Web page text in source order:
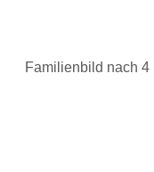
Familienbild nach